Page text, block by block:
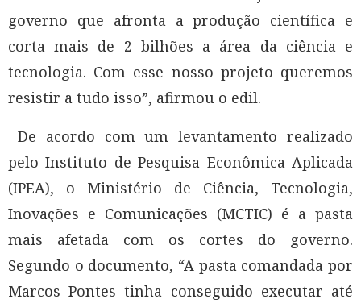
governo que afronta a produção científica e
corta mais de 2 bilhões a área da ciência e
tecnologia. Com esse nosso projeto queremos
resistir a tudo isso”, afirmou o edil.
De acordo com um levantamento realizado
pelo Instituto de Pesquisa Econômica Aplicada
(IPEA), o Ministério de Ciência, Tecnologia,
Inovações e Comunicações (MCTIC) é a pasta
mais afetada com os cortes do governo.
Segundo o documento, “A pasta comandada por
Marcos Pontes tinha conseguido executar até